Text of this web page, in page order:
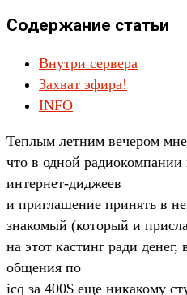
Содержание статьи
Внутри сервера
Захват эфира!
INFO
Теплым летним вечером
что в одной радиокомпании
интернет-диджеев
и приглашение принять в
знакомый (который и
на этот кастинг ради
общения по
icq за 400$ еще никакому